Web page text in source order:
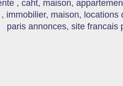
, caht, maison,
immobilier, maison,
paris annonces, site francais